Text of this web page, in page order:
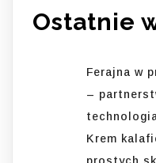
Ostatnie
Ferajna w
–
Krem